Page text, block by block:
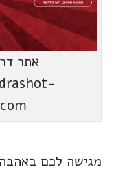
אתר
מגישה לכם